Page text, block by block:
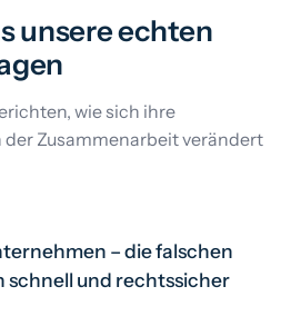
unsere echten
wie sich ihre
Zusammenarbeit verändert
– die falschen
schnell und rechtssicher